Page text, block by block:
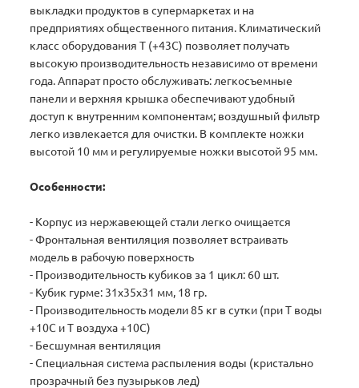
выкладки продуктов в супермаркетах и на
предприятиях общественного питания. Климатический
класс оборудования Т (+43С) позволяет получать
высокую производительность независимо от времени
года. Аппарат просто обслуживать: легкосъемные
панели и верхняя крышка обеспечивают удобный
доступ к внутренним компонентам; воздушный фильтр
легко извлекается для очистки. В комплекте ножки
высотой 10 мм и регулируемые ножки высотой 95 мм.
Особенности:
- Корпус из нержавеющей стали легко очищается
- Фронтальная вентиляция позволяет встраивать
модель в рабочую поверхность
- Производительность кубиков за 1 цикл: 60 шт.
- Кубик гурме: 31x35x31 мм, 18 гр.
- Производительность модели 85 кг в сутки (при Т воды
+10С и Т воздуха +10С)
- Бесшумная вентиляция
- Специальная система распыления воды (кристально
прозрачный без пузырьков лед)